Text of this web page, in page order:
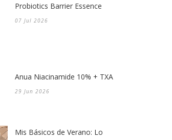
Probiotics Barrier Essence
07 Jul 2026
Anua Niacinamide 10% + TXA
29 Jun 2026
Mis Básicos de Verano: Lo